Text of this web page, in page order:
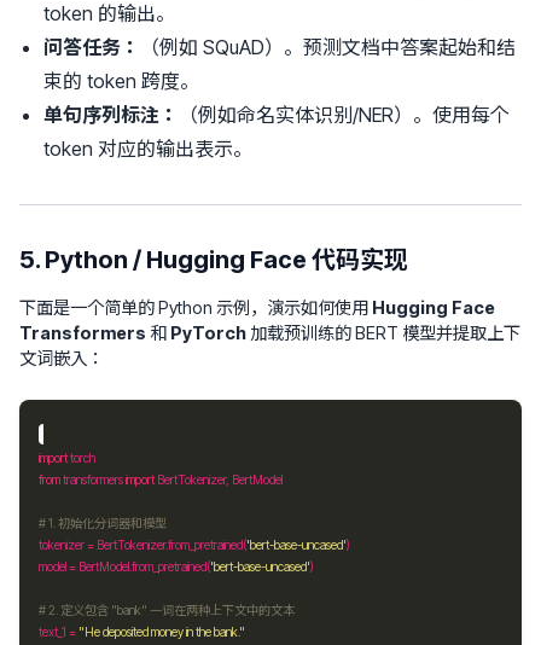
token 的输出。
问答任务：
（例如 SQuAD）。预测文档中答案起始和结
束的 token 跨度。
单句序列标注：
（例如命名实体识别/NER）。使用每个
token 对应的输出表示。
5. Python / Hugging Face 代码实现
下面是一个简单的 Python 示例，演示如何使用 Hugging Face
Transformers 和 PyTorch 加载预训练的 BERT 模型并提取上下
文词嵌入：
import
from transformers import
# 1. 初始化分词器和模型
tokenizer = BertTokenizer.from_pretrained('bert-base-uncased'
model = BertModelfrom_pretrained('bert-base-uncased'
# 2. 定义包含 "bank" 一词在两种上下文中的文本
text_1 = "He deposited money in the bank."